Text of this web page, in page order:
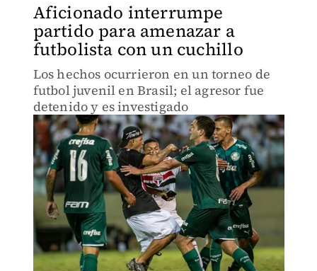
Aficionado interrumpe
partido para amenazar a
futbolista con un cuchillo
Los hechos ocurrieron en un torneo de
futbol juvenil en Brasil; el agresor fue
detenido y es investigado